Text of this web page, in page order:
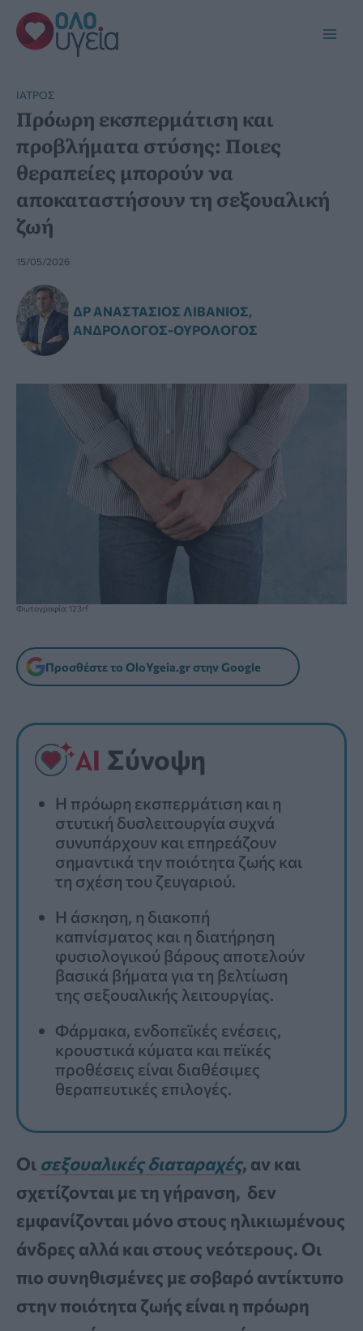
Μετάβαση
στο
περιεχόμενο
ΙΑΤΡΌΣ
Πρόωρη εκσπερμάτιση και
προβλήματα στύσης: Ποιες
θεραπείες μπορούν να
αποκαταστήσουν τη σεξουαλική
ζωή
15/05/2026
ΔΡ ΑΝΑΣΤΆΣΙΟΣ ΛΙΒΆΝΙΟΣ,
ΑΝΔΡΟΛΌΓΟΣ-ΟΥΡΟΛΌΓΟΣ
Φωτογραφία: 123rf
Προσθέστε το OloYgeia.gr στην Google
Σύνοψη
Η πρόωρη εκσπερμάτιση και η
στυτική δυσλειτουργία συχνά
συνυπάρχουν και επηρεάζουν
σημαντικά την ποιότητα ζωής και
τη σχέση του ζευγαριού.
Η άσκηση, η διακοπή
καπνίσματος και η διατήρηση
φυσιολογικού βάρους αποτελούν
βασικά βήματα για τη βελτίωση
της σεξουαλικής λειτουργίας.
Φάρμακα, ενδοπεϊκές ενέσεις,
κρουστικά κύματα και πεϊκές
προθέσεις είναι διαθέσιμες
θεραπευτικές επιλογές.
Οι σεξουαλικές διαταραχές, αν και
σχετίζονται με τη γήρανση, δεν
εμφανίζονται μόνο στους ηλικιωμένους
άνδρες αλλά και στους νεότερους. Οι
πιο συνηθισμένες με σοβαρό αντίκτυπο
στην ποιότητα ζωής είναι η πρόωρη